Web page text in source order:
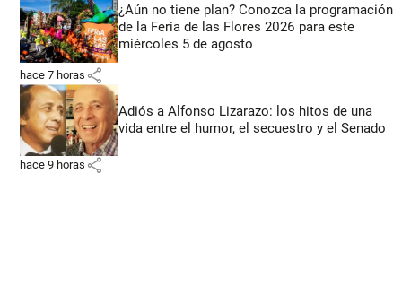
¿Aún no tiene plan? Conozca la programación
de la Feria de las Flores 2026 para este
miércoles 5 de agosto
hace 7 horas share
Adiós a Alfonso Lizarazo: los hitos de una
vida entre el humor, el secuestro y el Senado
hace 9 horas share